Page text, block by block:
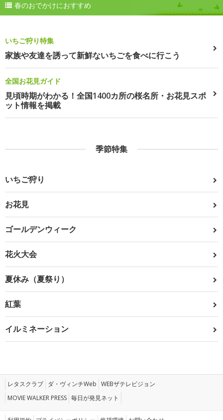
春のおでかけにおすすめ
いちご狩り特集
家族や友達を誘って新鮮ないちごを食べに行こう
全国お花見ガイド
見頃時期がわかる！全国1400カ所の桜名所・お花見スポ
ット情報を掲載
季節特集
いちご狩り
お花見
ゴールデンウィーク
花火大会
夏休み（夏祭り）
紅葉
イルミネーション
レタスクラブ ダ・ヴィンチWeb WEBザテレビジョン
MOVIE WALKER PRESS 毎日が発見ネット